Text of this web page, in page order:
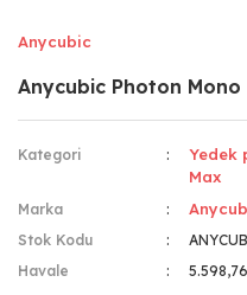
Anycubic
Anycubic Photon
Kategori Yedek
Max
Marka
Stok Kodu
Havale